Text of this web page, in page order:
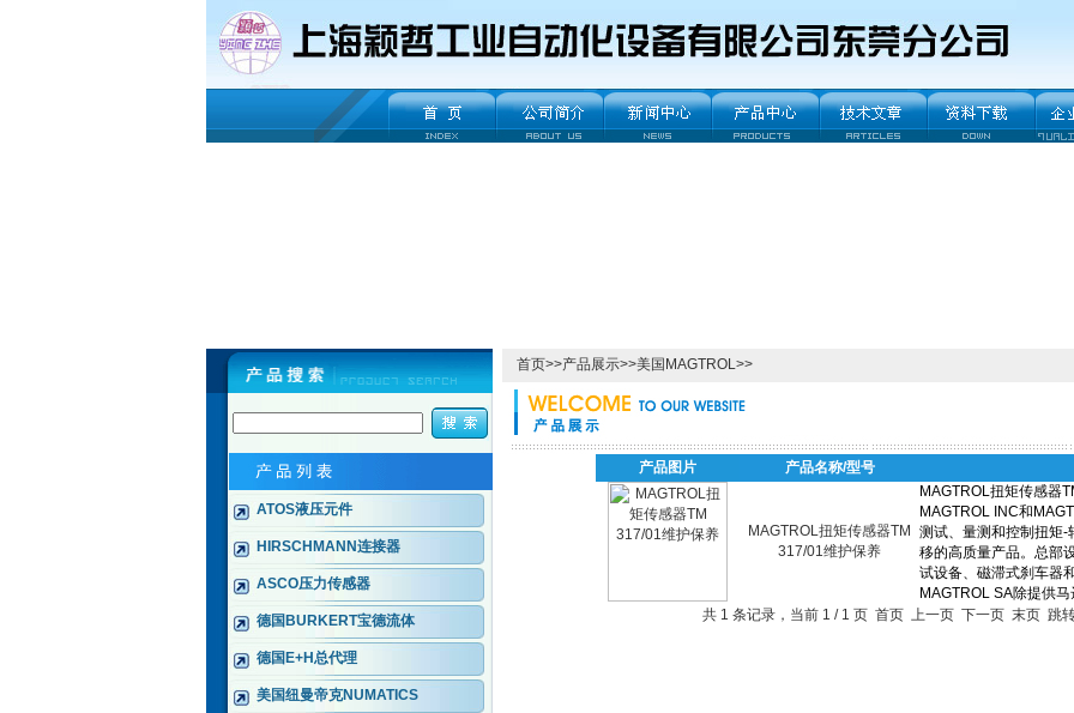
ATOS液压元件
HIRSCHMANN连接器
ASCO压力传感器
德国BURKERT宝德流体
德国E+H总代理
美国纽曼帝克NUMATICS
首页>>产品展示>>美国MAGTROL>>
产品图片 产品名称/型号
MAGTROL扭矩传感器TM
317/01维护保养
共 1 条记录，当前 1 / 1 页 首页 上一页 下一页 末页 跳